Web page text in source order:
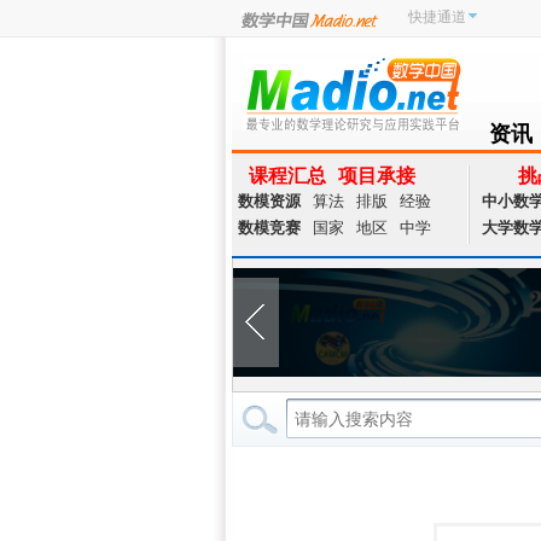
快捷通道
资讯
NEWS
课程汇总 项目承接
数模资源 算法 排版
经验
数模竞赛
国家 地区 中学
挑
中小数
大学数